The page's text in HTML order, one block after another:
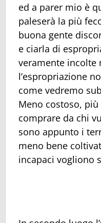
ed a parer mio è
paleserà la più
buona gente
e ciarla di
veramente incolte
l’espropriazione
come vedremo
Meno costoso,
comprare da chi
sono appunto i
meno bene
incapaci vogliono